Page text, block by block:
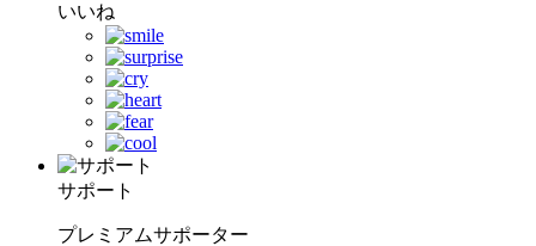
いいね
サポート
プレミアムサポーター